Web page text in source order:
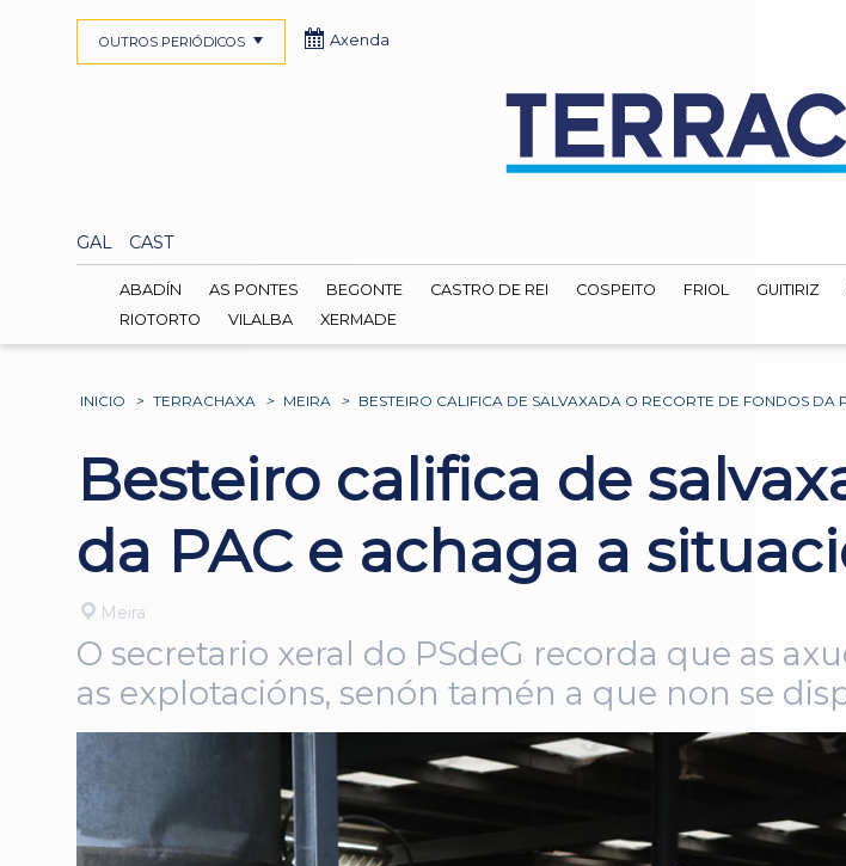
GAL CAST
OUTROS PERIÓDICOS Axenda
ABADÍN AS PONTES BEGONTE CASTRO DE REI COSPEITO FRIOL GUITIRIZ
RIOTORTO
VILALBA XERMADE
INICIO > TERRACHAXA > MEIRA > BESTEIRO CALIFICA DE SALVAXADA O RECORTE DE FONDOS DA
Besteiro califica de
da PAC e achaga a
Meira
O secretario xeral do PSdeG recorda que as
as explotacións, senón tamén a que non se